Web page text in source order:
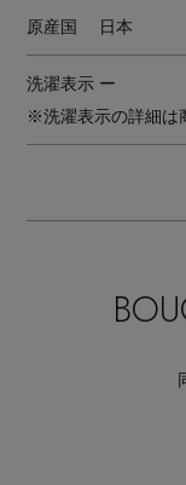
原産国 日本
洗濯表示 ー
※洗濯表示の詳細は